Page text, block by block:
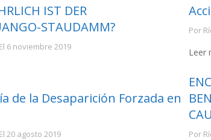
IST DER
STAUDAMM?
El 6 noviembre 2019
Por
Leer
Por
de la Desaparición Forzada en
El 20 agosto 2019